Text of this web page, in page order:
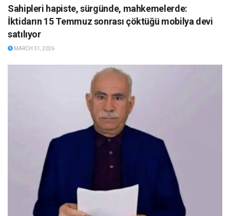
Sahipleri hapiste, sürgünde, mahkemelerde:
İktidarın 15 Temmuz sonrası çöktüğü mobilya devi
satılıyor
MARCH 31, 2026